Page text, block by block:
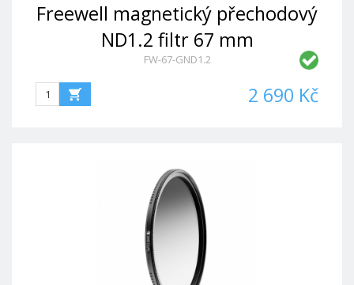
Freewell magnetický přechodový
ND1.2 filtr 67 mm
FW-67-GND1.2
2 690 Kč